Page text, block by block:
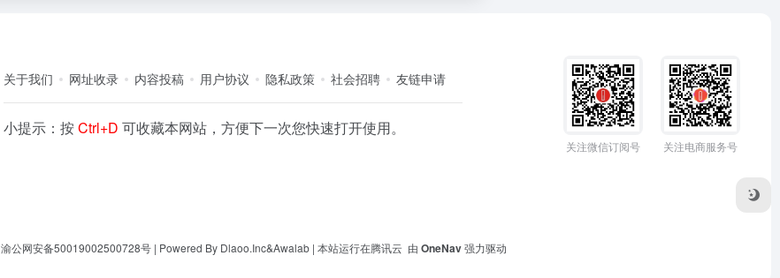
关于我们 网址收录 内容投稿 用户协议 隐私政策 社会招聘 友链申请
小提示：按Ctrl+D可收藏本网站，方便下一次您快速打开使用。
关注微信订阅号 关注电商服务号
渝公网安备50019002500728号 | Powered By Dlaoo.Inc&Awalab | 本站运行在腾讯云 由 OneNav强力驱动